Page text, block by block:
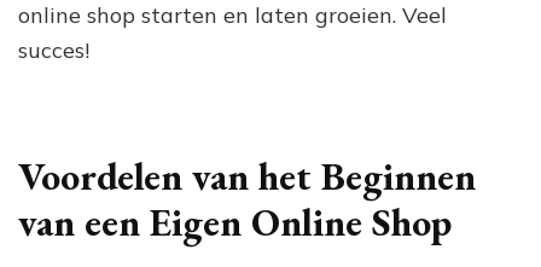
online shop starten en laten groeien. Veel
succes!
Voordelen van het Beginnen
van een Eigen Online Shop